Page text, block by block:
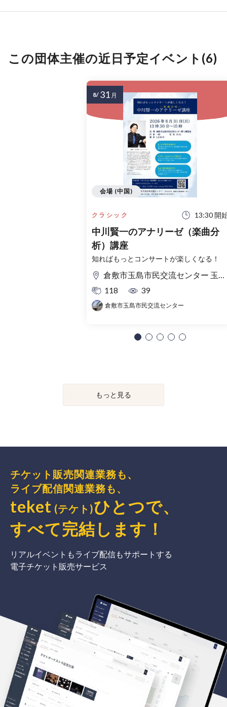
この団体主催の近日予定イベント(6)
クラシック 13:30 開
中川賢一のアナリーゼ（楽曲分
析）講座
知ればもっとコンサートが楽しくなる！
倉敷市玉島市民交流センター 玉島湊ホール
118
39
倉敷市玉島市民交流センター
会場 (中国)
8/ 31 月
もっと見る
チケット販売関連業務も、
ライブ配信関連業務も、
teket (テケト)ひとつで、
すべて完結 します ！
リアルイベントもライブ配信もサポートする
電子チケット販売サービス